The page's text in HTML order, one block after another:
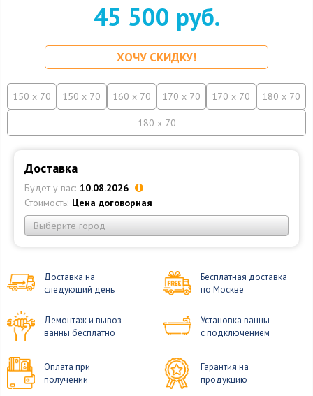
45 500 руб.
ХОЧУ СКИДКУ!
150 x 70 150 x 70 160 x 70 170 x 70 170 x 70 180 x 70
180 x 70
Доставка
Будет у вас: 10.08.2026
Стоимость: Цена договорная
Выберите город
Доставка на
следующий день
Бесплатная доставка
по Москве
Демонтаж и вывоз
ванны бесплатно
Установка ванны
с подключением
Оплата при
получении
Гарантия на
продукцию